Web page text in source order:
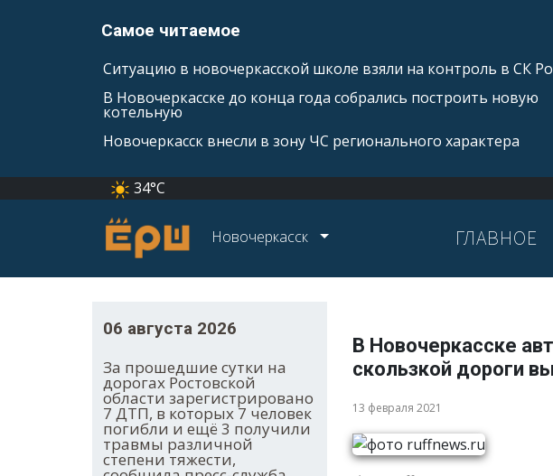
Самое читаемое
Ситуацию в новочеркасской школе взяли на контроль в СК
В Новочеркасске до конца года собрались построить новую
котельную
Новочеркасск внесли в зону ЧС регионального характера
34°C
Новочеркасск ГЛАВНОЕ
06 августа 2026
За прошедшие сутки на
дорогах Ростовской
области зарегистрировано
7 ДТП, в которых 7 человек
погибли и ещё 3 получили
травмы различной
степени тяжести,
В Новочеркасске
скользкой дороги
13 февраля 2021